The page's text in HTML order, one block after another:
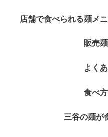
店舗で食べられる麺メ
販売
よく
食べ
三谷の麺が